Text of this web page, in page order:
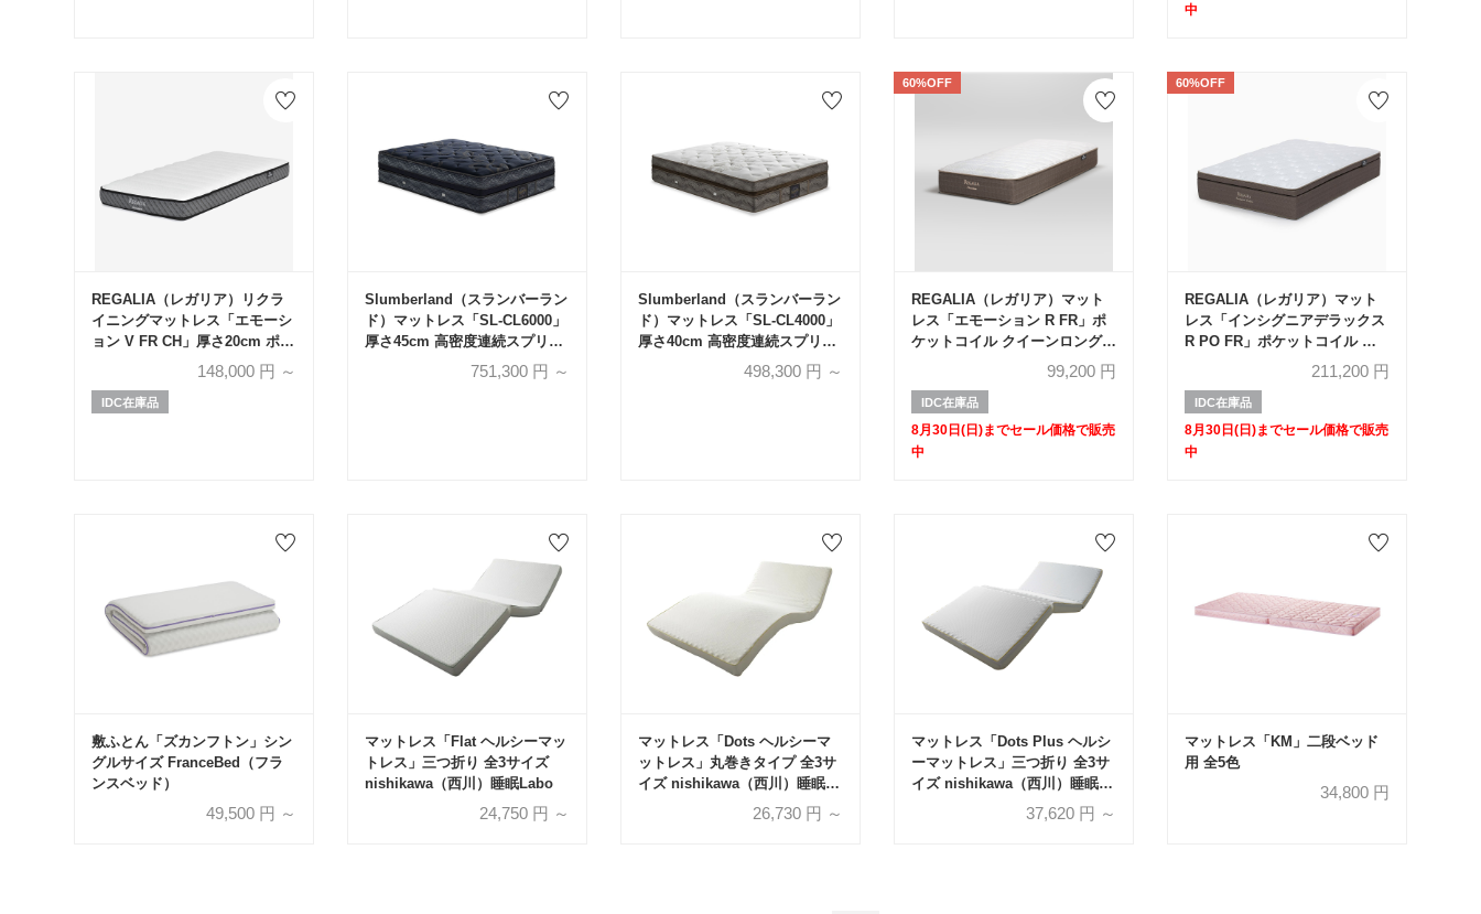
中
REGALIA（レガリア）リクラ
イニングマットレス「エモーシ
ョン V FR CH」厚さ20cm ポケ
ットコイル 全2サイズ
148,000円 ～
IDC在庫品
Slumberland（スランバーラン
ド）マットレス「SL-CL6000」
厚さ45cm 高密度連続スプリン
グ 全5サイズ【受注生産品】
751,300円 ～
Slumberland（スランバーラン
ド）マットレス「SL-CL4000」
厚さ40cm 高密度連続スプリン
グ 全5サイズ【受注生産品】
498,300 円 ～
60%OFF
REGALIA（レガリア）マット
レス「エモーション R FR」ポ
ケットコイル クイーンロング
【セール対象品のため99,200 円
IDC在庫品
8月30日(日)までセール価格で販売
中
60%OFF
REGALIA（レガリア）マット
レス「インシグニアデラックス
R PO FR」ポケットコイル イ
ースタンキングサイズ【セール
対象品のため60%OFF】
211,200 円
IDC在庫品
8月30日(日)までセール価格で販売
中
敷ふとん「ズカンフトン」シン
グルサイズ FranceBed（フラ
ンスベッド）
49,500円 ～
マットレス「Flat ヘルシーマッ
トレス」三つ折り 全3サイズ
nishikawa（西川）睡眠Labo
24,750円 ～
マットレス「Dots ヘルシーマ
ットレス」丸巻きタイプ 全3サ
イズ nishikawa（西川）睡眠
26,730 円 ～
マットレス「Dots Plus ヘルシ
ーマットレス」三つ折り 全3サ
イズ nishikawa（西川）睡眠
37,620 円 ～
マットレス「KM」二段ベッド
用 全5色
34,800 円